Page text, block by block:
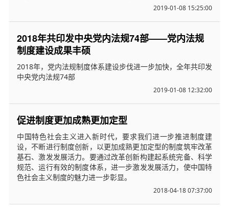
2019-01-08 15:25:00
2018年共印发中央党内法规74部——党内法规
制度建设成果丰硕
2018年，党内法规制度体系建设步伐进一步加快，全年共印发
中央党内法规74部
2019-01-08 12:32:00
促进制度更加成熟更加定型
中国特色社会主义进入新时代，要求我们进一步推进制度建
设，不断进行制度创新，以更加成熟更加定型的制度筑牢改革
基石、激发发展活力。要通过改革创新构建起系统完备、科学
规范、运行有效的制度体系，进一步激发发展活力，使中国特
色社会主义制度的魅力进一步彰显。
2018-04-18 07:37:00